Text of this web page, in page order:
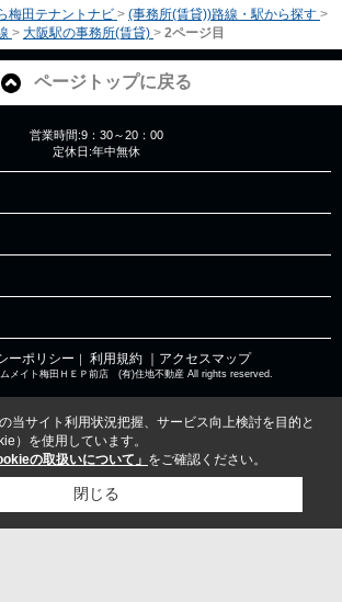
梅田テナントナビ > (事務所(賃貸))路線・駅から探す >
> 大阪駅の事務所(賃貸) > 2ページ目
ページトップに戻る
営業時間:9：30～20：00
定休日:年中無休
ーポリシー ｜ 利用規約 ｜アクセスマップ
メイト梅田ＨＥＰ前店 (有)住地不動産 All rights reserved.
当サイト利用状況把握、サービス向上検討を目的と
）を使用しています。
の取扱いについて」 をご確認ください。
閉じる